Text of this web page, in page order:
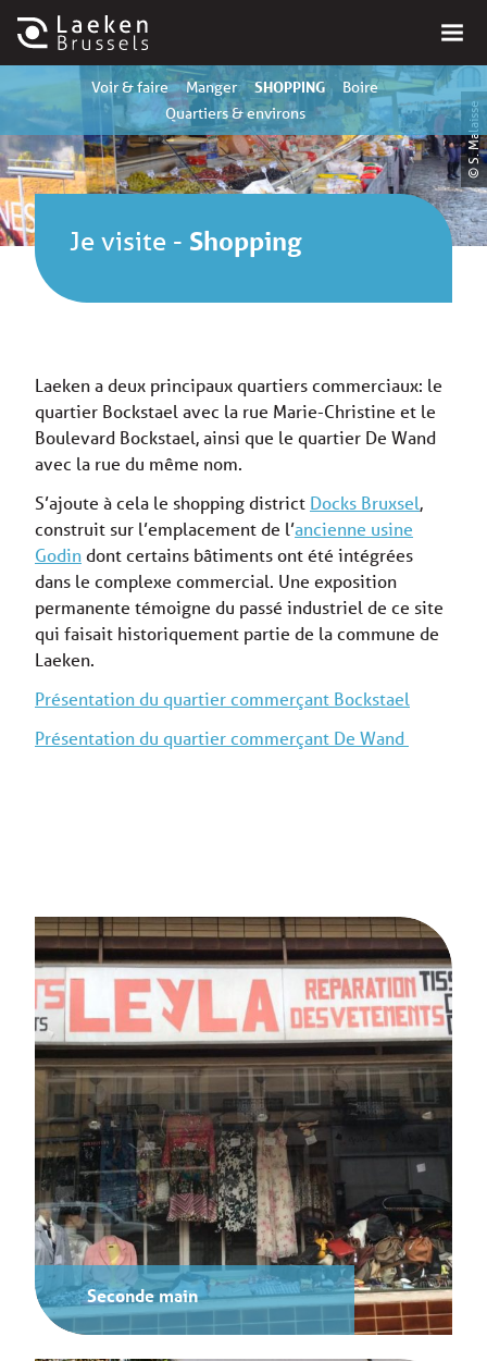
Voir & faire Manger SHOPPING
Boire
Quartiers & environs
© S. Malaisse
Je visite - Shopping
Laeken a deux principaux quartiers commerciaux: le
quartier Bockstael avec la rue Marie-Christine et le
Boulevard Bockstael, ainsi que le quartier De Wand
avec la rue du même nom.
S’ajoute à cela le shopping district Docks Bruxsel,
construit sur l’emplacement de l’ancienne usine
Godindont certains bâtiments ont été intégrées
dans le complexe commercial. Une exposition
permanente témoigne du passé industriel de ce site
qui faisait historiquement partie de la commune de
Laeken.
Présentation du quartier commerçant Bockstael
Présentation du quartier commerçant De Wand
Seconde main